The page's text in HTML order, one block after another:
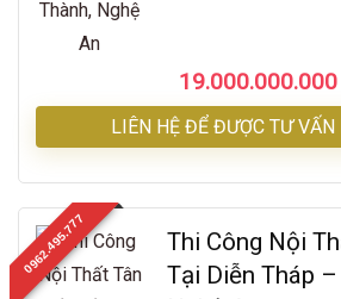
19.000.000.000
LIÊN HỆ ĐỂ ĐƯỢC TƯ
0962.495.777
Thi Công Nội
Tại Diễn Tháp